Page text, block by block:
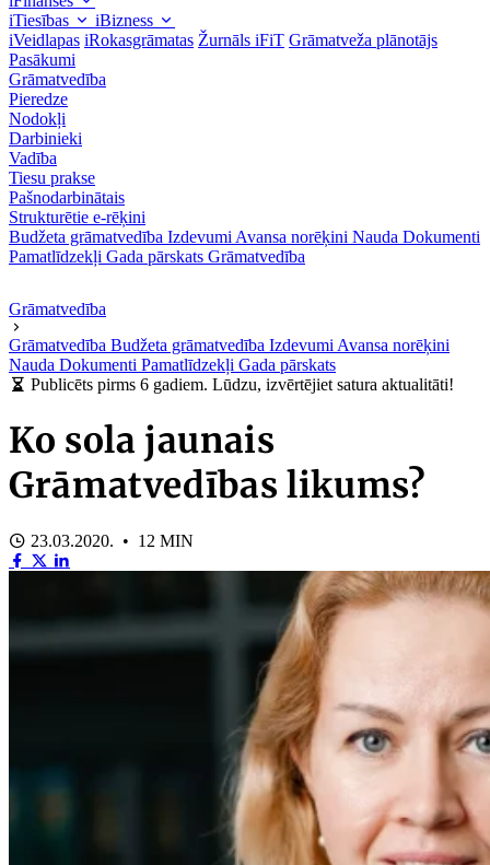
iTiesības
iBizness
iVeidlapas iRokasgrāmatas Žurnāls iFiT Grāmatveža plānotājs
Pasākumi
Grāmatvedība
Pieredze
Nodokļi
Darbinieki
Vadība
Tiesu prakse
Pašnodarbinātais
Strukturētie e-rēķini
Budžeta grāmatvedība Izdevumi Avansa norēķini Nauda Dokumenti
Pamatlīdzekļi Gada pārskats Grāmatvedība
Grāmatvedība
Grāmatvedība Budžeta grāmatvedība Izdevumi Avansa norēķini
Nauda Dokumenti Pamatlīdzekļi Gada pārskats
Publicēts pirms 6 gadiem. Lūdzu, izvērtējiet satura aktualitāti!
Ko sola jaunais
Grāmatvedības likums?
23.03.2020. • 12 MIN